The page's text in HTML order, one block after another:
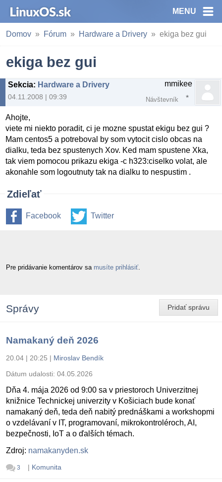
MENU
Domov Fórum Hardware a Drivery ekiga bez gui
ekiga bez gui
Sekcia: Hardware a Drivery
04.11.2008 | 09:39
mmikee
Návštevník
Ahojte,
viete mi niekto poradit, ci je mozne spustat ekigu bez gui ?
Mam centos5 a potreboval by som vytocit cislo obcas na
dialku, teda bez spustenych Xov. Ked mam spustene Xka,
tak viem pomocou prikazu ekiga -c h323:ciselko volat, ale
akonahle som logoutnuty tak na dialku to nespustim .
Zdieľať
Facebook Twitter
Pre pridávanie komentárov sa musíte prihlásiť
Pridať správu
Správy
Namakaný deň 2026
20.04 | 20:25 | Miroslav Bendík
Dátum udalosti: 04.05.2026
Dňa 4. mája 2026 od 9:00 sa v priestoroch Univerzitnej
knižnice Technickej univerzity v Košiciach bude konať
namakaný deň, teda deň nabitý prednáškami a workshopmi
o vzdelávaní v IT, programovaní, mikrokontroléroch, AI,
bezpečnosti, IoT a o ďalších témach.
Zdroj: namakanyden.sk
3 | Komunita